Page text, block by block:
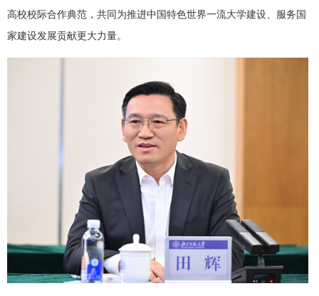
高校校际合作典范，共同为推进中国特色世界一流大学建设、服务国
家建设发展贡献更大力量。